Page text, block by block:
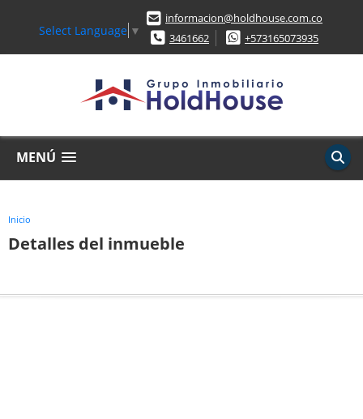
Select Language ▼
informacion@holdhouse.com.co
3461662
+573165073935
MENÚ
Inicio
Detalles del inmueble